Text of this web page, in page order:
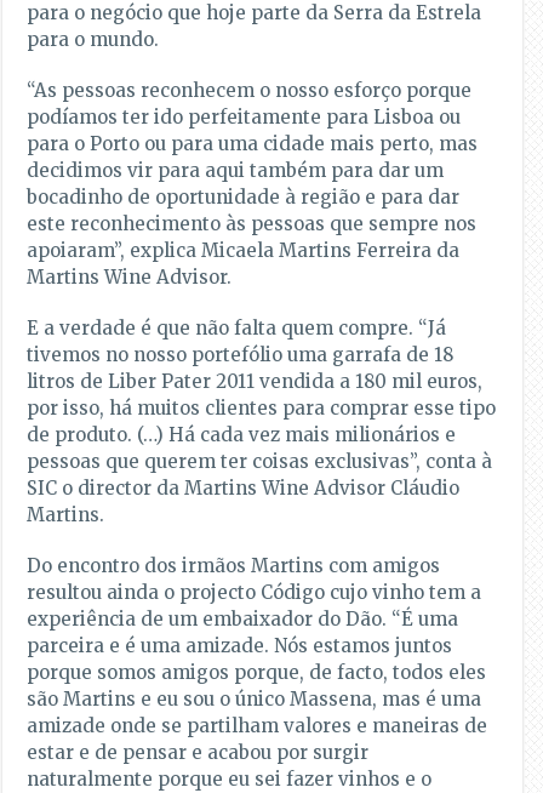
para o negócio que hoje parte da Serra da Estrela
para o mundo.
“As pessoas reconhecem o nosso esforço porque
podíamos ter ido perfeitamente para Lisboa ou
para o Porto ou para uma cidade mais perto, mas
decidimos vir para aqui também para dar um
bocadinho de oportunidade à região e para dar
este reconhecimento às pessoas que sempre nos
apoiaram”, explica Micaela Martins Ferreira da
Martins Wine Advisor.
E a verdade é que não falta quem compre. “Já
tivemos no nosso portefólio uma garrafa de 18
litros de Liber Pater 2011 vendida a 180 mil euros,
por isso, há muitos clientes para comprar esse tipo
de produto. (…) Há cada vez mais milionários e
pessoas que querem ter coisas exclusivas”, conta à
SIC o director da Martins Wine Advisor Cláudio
Martins.
Do encontro dos irmãos Martins com amigos
resultou ainda o projecto Código cujo vinho tem a
experiência de um embaixador do Dão. “É uma
parceira e é uma amizade. Nós estamos juntos
porque somos amigos porque, de facto, todos eles
são Martins e eu sou o único Massena, mas é uma
amizade onde se partilham valores e maneiras de
estar e de pensar e acabou por surgir
naturalmente porque eu sei fazer vinhos e o